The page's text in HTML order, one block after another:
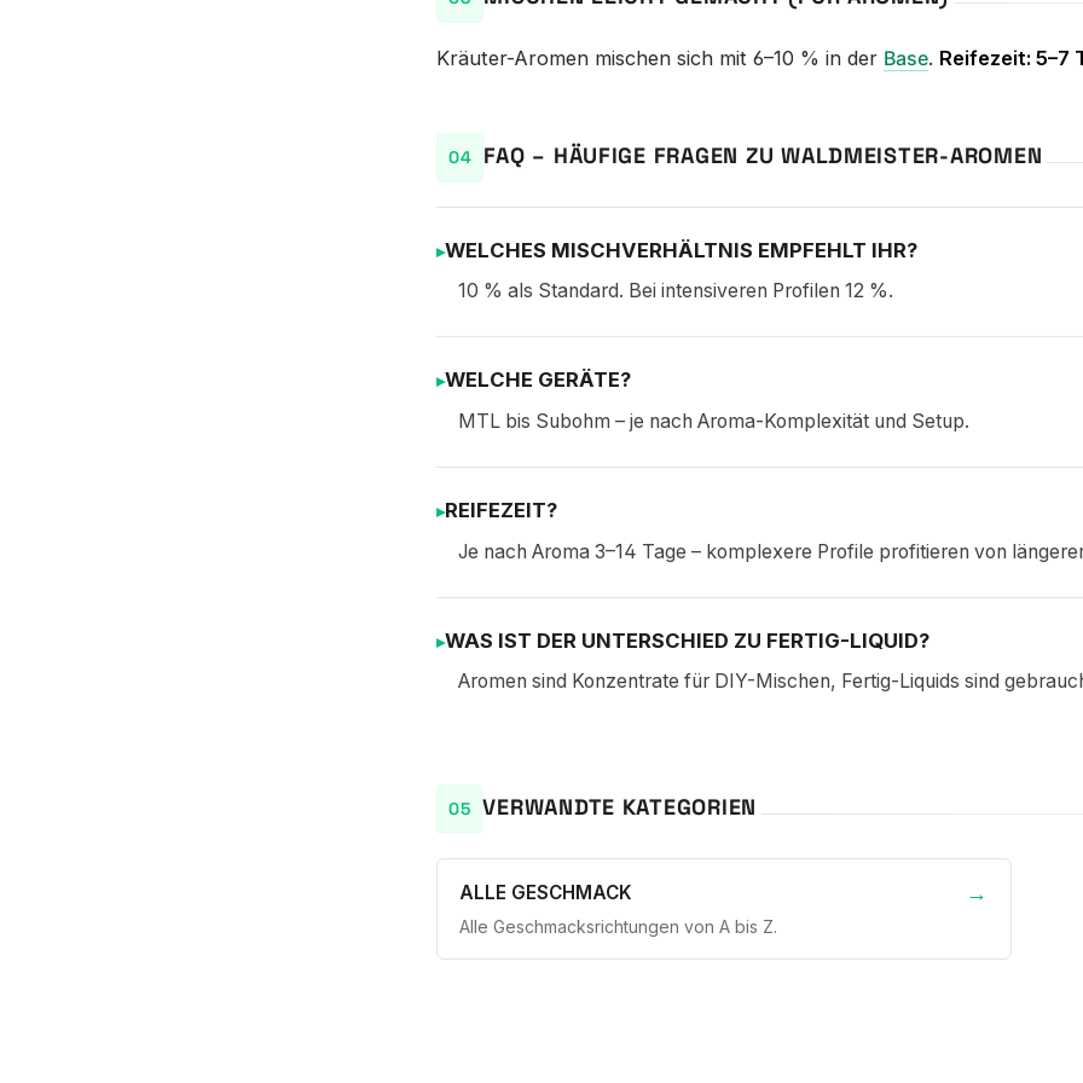
Kräuter-Aromen mischen sich mit 6–10 % in der Base. Reifezeit: 5–7
FAQ – HÄUFIGE FRAGEN ZU WALDMEISTER-AROMEN
WELCHES MISCHVERHÄLTNIS EMPFEHLT IHR?
10 % als Standard. Bei intensiveren Profilen 12 %.
WELCHE GERÄTE?
MTL bis Subohm – je nach Aroma-Komplexität und Setup.
REIFEZEIT?
Je nach Aroma 3–14 Tage – komplexere Profile profitieren von
WAS IST DER UNTERSCHIED ZU FERTIG-LIQUID?
Aromen sind Konzentrate für DIY-Mischen, Fertig-Liquids sind
VERWANDTE KATEGORIEN
ALLE GESCHMACK
Alle Geschmacksrichtungen von A bis Z.